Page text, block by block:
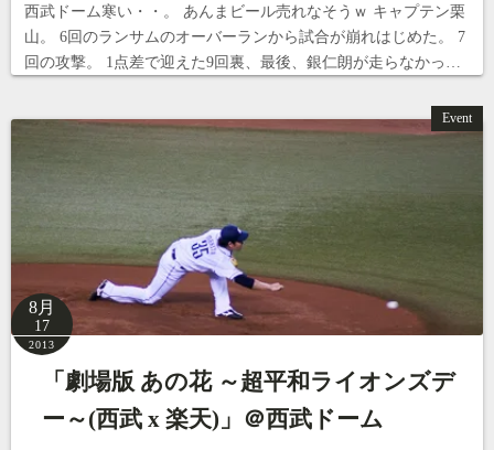
西武ドーム寒い・・。 あんまビール売れなそうｗ キャプテン栗
山。 6回のランサムのオーバーランから試合が崩れはじめた。 7
回の攻撃。 1点差で迎えた9回裏、最後、銀仁朗が走らなかっ…
Event
8月
17
2013
「劇場版 あの花 ～超平和ライオンズデ
ー～(西武 x 楽天)」＠西武ドーム